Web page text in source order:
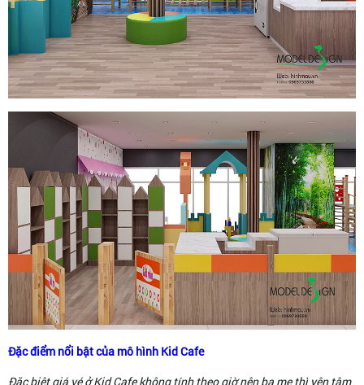
Đặc điểm nổi bật của mô hình Kid Cafe
Đặc biệt giá vé ở Kid Cafe không tính theo giờ nên ba mẹ thì yên tâm